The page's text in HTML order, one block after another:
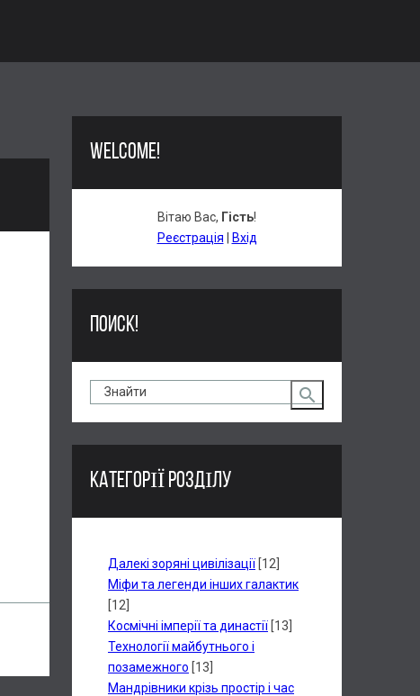
WELCOME!
Вітаю Вас, Гість!
Реєстрація
Вхід
ПОИСК!
КАТЕГОРІЇ РОЗДІЛУ
Далекі зоряні цивілізації [12]
Міфи та легенди інших галактик
[12]
Космічні імперії та династії [13]
Технології майбутнього і
позамежного [13]
Мандрівники крізь простір і час